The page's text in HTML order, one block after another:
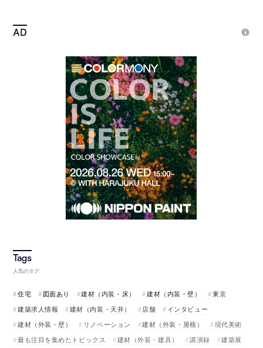
人気のタグ
住宅 図面あり 建材（内装・床） 建材（内装・壁）
東京
建築求人情報
建材（内装・天井） 店舗
インタビュー
建材（外装・壁）
リノベーション 建材（外装・屋根）
現代美術
最も注目を集めたトピックス
建材（外装・建具） 講演録
建築展